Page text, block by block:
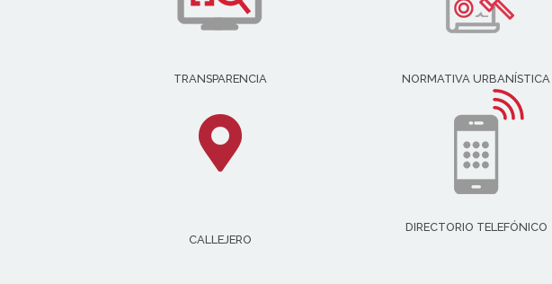
TRANSPARENCIA NORMATIVA URBANÍSTICA
CALLEJERO
DIRECTORIO TELEFÓNICO